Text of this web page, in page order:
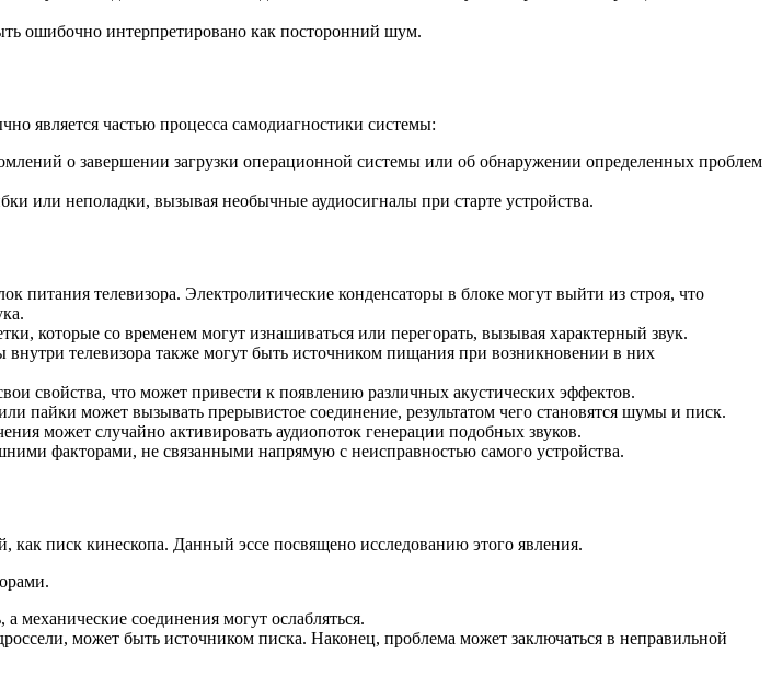
ошибочно интерпретировано как посторонний шум.
является частью процесса самодиагностики системы:
о завершении загрузки операционной системы или об обнаружении определенных проблем
или неполадки, вызывая необычные аудиосигналы при старте устройства.
телевизора. Электролитические конденсаторы в блоке могут выйти из строя, что
которые со временем могут изнашиваться или перегорать, вызывая характерный звук.
телевизора также могут быть источником пищания при возникновении в них
свойства, что может привести к появлению различных акустических эффектов.
пайки может вызывать прерывистое соединение, результатом чего становятся шумы и писк.
может случайно активировать аудиопоток генерации подобных звуков.
факторами, не связанными напрямую с неисправностью самого устройства.
как писк кинескопа. Данный эссе посвящено исследованию этого явления.
механические соединения могут ослабляться.
может быть источником писка. Наконец, проблема может заключаться в неправильной